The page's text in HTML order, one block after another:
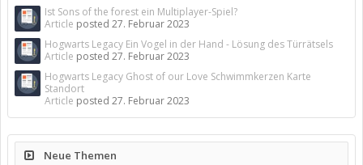
Ist Sons of the forest ein Multiplayer-Spiel?
Article posted 27. Februar 2023
Hogwarts Legacy Ein Vogel in der Hand - Lösung des Türrätsels
Article posted 27. Februar 2023
Hogwarts Legacy Ghost of our Love Schwimmkerzen Karte
Standort
Article posted 27. Februar 2023
Neue Themen